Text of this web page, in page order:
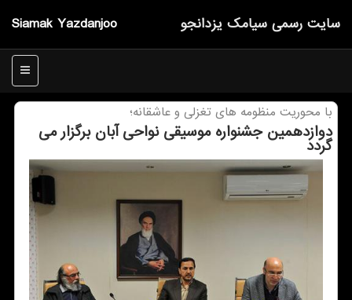
Siamak Yazdanjoo سایت رسمی سیامك یزدانجو
منو
با محوریت منظومه های تغزلی و عاشقانه؛
دوازدهمین جشنواره موسیقی نواحی آبان برگزار می
گردد